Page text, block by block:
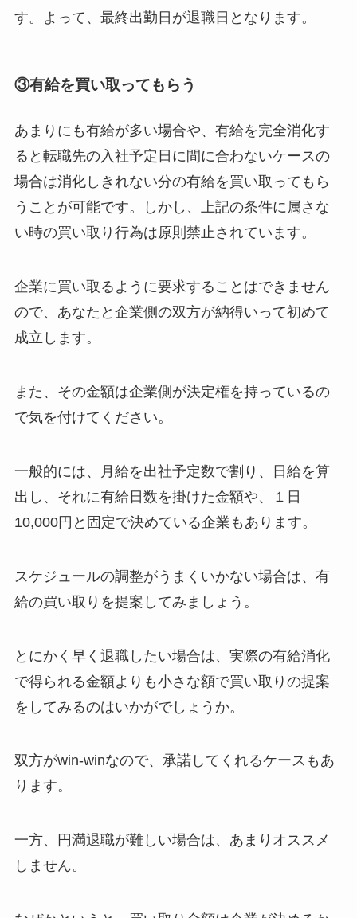
す。よって、最終出勤日が退職日となります。
③有給を買い取ってもらう
あまりにも有給が多い場合や、有給を完全消化す
ると転職先の入社予定日に間に合わないケースの
場合は消化しきれない分の有給を買い取ってもら
うことが可能です。しかし、上記の条件に属さな
い時の買い取り行為は原則禁止されています。
企業に買い取るように要求することはできません
ので、あなたと企業側の双方が納得いって初めて
成立します。
また、その金額は企業側が決定権を持っているの
で気を付けてください。
一般的には、月給を出社予定数で割り、日給を算
出し、それに有給日数を掛けた金額や、１日
10,000円と固定で決めている企業もあります。
スケジュールの調整がうまくいかない場合は、有
給の買い取りを提案してみましょう。
とにかく早く退職したい場合は、実際の有給消化
で得られる金額よりも小さな額で買い取りの提案
をしてみるのはいかがでしょうか。
双方がwin-winなので、承諾してくれるケースもあ
ります。
一方、円満退職が難しい場合は、あまりオススメ
しません。